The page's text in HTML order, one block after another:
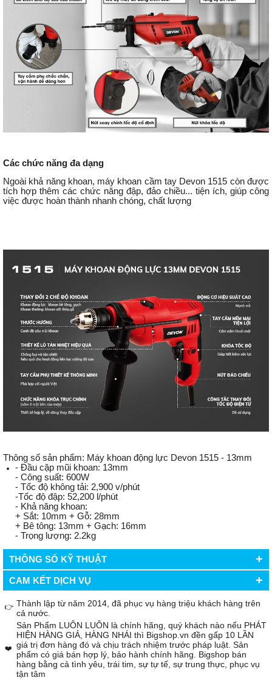
Các chức năng đa dạng
Ngoài khả năng khoan, máy khoan cầm tay Devon 1515 còn được
tích hợp thêm các chức năng đập, đảo chiều... tiện ích, giúp công
việc được hoàn thành nhanh chóng, chất lượng
Thông số sản phẩm: Máy khoan động lực Devon 1515 - 13mm
- Đầu cặp mũi khoan: 13mm
- Công suất: 600W
- Tốc độ không tải: 2,900 v/phút
-Tốc độ đập: 52,200 l/phút
- Khả năng khoan:
+ Sắt: 10mm + Gỗ: 28mm
+ Bê tông: 13mm + Gạch: 16mm
- Trọng lượng: 2.2kg
THÔNG SỐ KỸ THUẬT +
CAM KẾT DỊCH VỤ +
👉 Thành lập từ năm 2014, đã phục vụ hàng triệu khách hàng trên
cả nước.
❤️
Sản Phẩm LUÔN LUÔN là chính hãng, quý khách nào nếu PHÁT
HIỆN HÀNG GIẢ, HÀNG NHÁI thì Bigshop.vn đền gấp 10 LẦN
giá trị đơn hàng đó và chịu trách nhiệm trước pháp luật. Sản
phẩm có giá bán hợp lý, bảo hành chính hãng. Bigshop bán
hàng bằng cả tình yêu, trái tim, sự tự tế, sự trung thực, phục vụ
tận tâm